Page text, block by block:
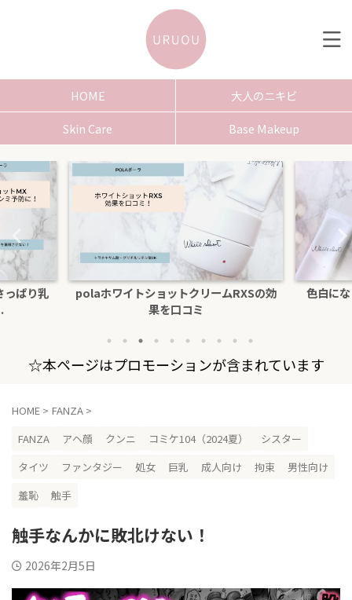
HOME
大人のニキビ
Skin Care
Base Makeup
っぱり乳
polaホワイトショットクリームRXSの効
果を口コミ
色白に
☆本ページはプロモーションが含まれています
HOME > FANZA >
FANZA
アヘ顔 クンニ コミケ104（2024夏）
シスター
タイツ
ファンタジー 処女 巨乳 成人向け 拘束
男性向け
羞恥
触手
触手なんかに敗北けない！
2026年2月5日